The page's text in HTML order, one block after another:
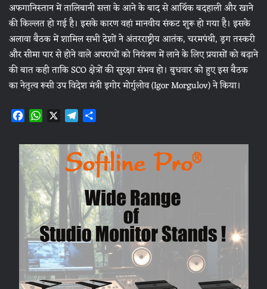
अफगानिस्तान में तालिबानी सत्ता के आने के बाद से आर्थिक बदहाली और खाने
की किल्लत हो गई है। इसके कारण वहां मानवीय संकट शुरू हो गया है। इसके
अलावा बैठक में शामिल सभी देशों ने अंतरराष्ट्रीय आतंक, चरमपंथी, ड्रग तस्करी
और सीमा पार से होने वाले अपराधों को नियंत्रण में लाने के लिए प्रयासों को बढ़ाने
की बात कही ताकि SCO क्षेत्रों की सुरक्षा संभव हो। बुधवार को हुए इस बैठक
का नेतृत्व रूसी उप विदेश मंत्री इगोर मोर्गुलोव (Igor Morgulov) ने किया।
F
c
e
b
o
o
k
W
a
t
s
A
p
p
X T
l
e
g
r
a
m
a
r
e